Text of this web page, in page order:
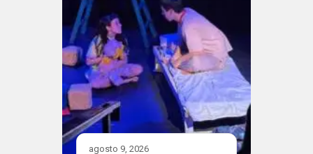
agosto 9, 2026